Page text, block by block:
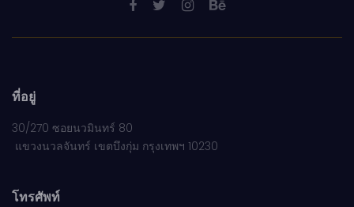
ที่อยู่
30/270 ซอยนวมินทร์ 80
แขวงนวลจันทร์ เขตบึงกุ่ม กรุงเทพฯ 10230
โทรศัพท์